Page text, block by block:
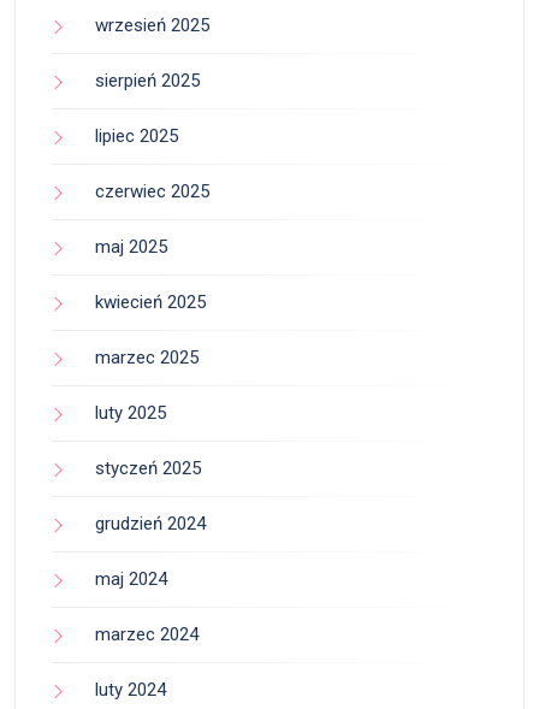
wrzesień 2025
sierpień 2025
lipiec 2025
czerwiec 2025
maj 2025
kwiecień 2025
marzec 2025
luty 2025
styczeń 2025
grudzień 2024
maj 2024
marzec 2024
luty 2024